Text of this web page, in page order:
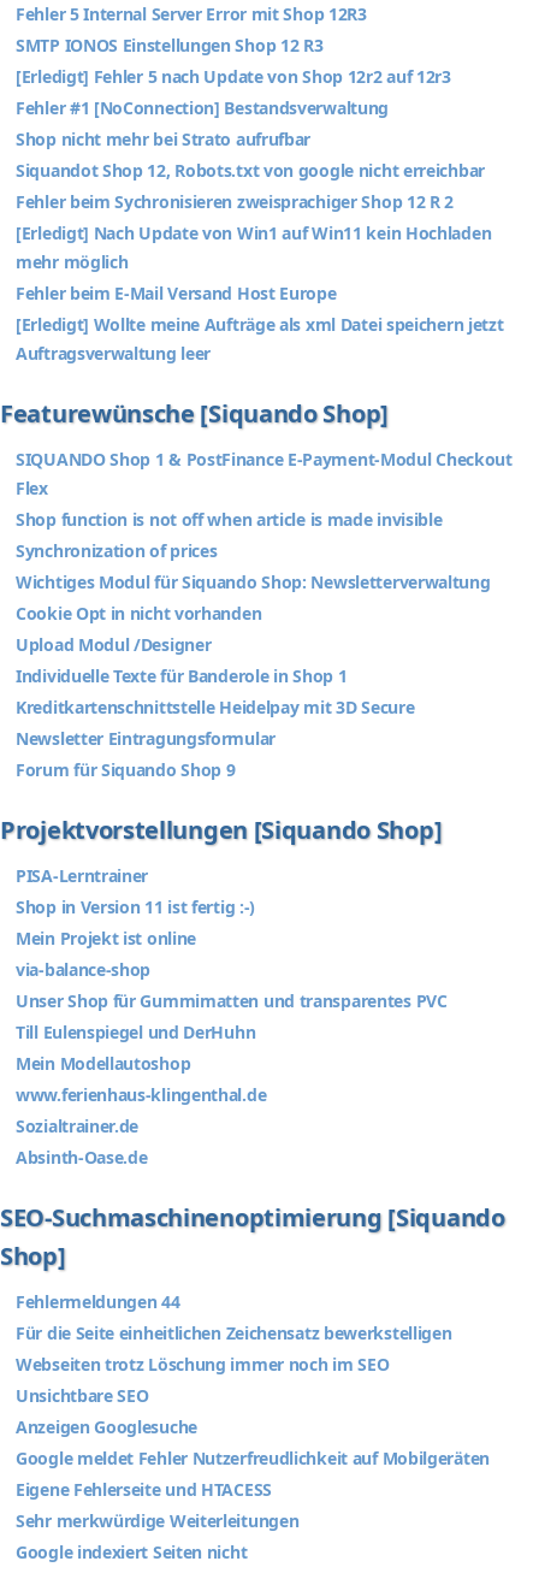
Fehler 5 Internal Server Error mit Shop 12R3
SMTP IONOS Einstellungen Shop 12 R3
[Erledigt] Fehler 5 nach Update von Shop 12r2 auf 12r3
Fehler #1 [NoConnection] Bestandsverwaltung
Shop nicht mehr bei Strato aufrufbar
Siquandot Shop 12, Robots.txt von google nicht erreichbar
Fehler beim Sychronisieren zweisprachiger Shop 12 R 2
[Erledigt] Nach Update von Win1 auf Win11 kein Hochladen
mehr möglich
Fehler beim E-Mail Versand Host Europe
[Erledigt] Wollte meine Aufträge als xml Datei speichern jetzt
Auftragsverwaltung leer
Featurewünsche [Siquando Shop]
SIQUANDO Shop 1 & PostFinance E-Payment-Modul Checkout
Flex
Shop function is not off when article is made invisible
Synchronization of prices
Wichtiges Modul für Siquando Shop: Newsletterverwaltung
Cookie Opt in nicht vorhanden
Upload Modul /Designer
Individuelle Texte für Banderole in Shop 1
Kreditkartenschnittstelle Heidelpay mit 3D Secure
Newsletter Eintragungsformular
Forum für Siquando Shop 9
Projektvorstellungen [Siquando Shop]
PISA-Lerntrainer
Shop in Version 11 ist fertig :-)
Mein Projekt ist online
via-balance-shop
Unser Shop für Gummimatten und transparentes PVC
Till Eulenspiegel und DerHuhn
Mein Modellautoshop
www.ferienhaus-klingenthal.de
Sozialtrainer.de
Absinth-Oase.de
SEO-Suchmaschinenoptimierung [Siquando
Shop]
Fehlermeldungen 44
Für die Seite einheitlichen Zeichensatz bewerkstelligen
Webseiten trotz Löschung immer noch im SEO
Unsichtbare SEO
Anzeigen Googlesuche
Google meldet Fehler Nutzerfreudlichkeit auf Mobilgeräten
Eigene Fehlerseite und HTACESS
Sehr merkwürdige Weiterleitungen
Google indexiert Seiten nicht